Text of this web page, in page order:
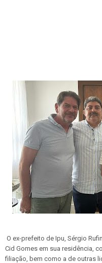
O ex-prefeito de Ipu, Sérgio
Cid Gomes em sua residência,
filiação, bem como a de outras